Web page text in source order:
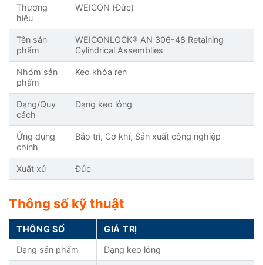
Thương
hiệu
WEICON (Đức)
Tên sản
phẩm
WEICONLOCK® AN 306-48 Retaining
Cylindrical Assemblies
Nhóm sản
phẩm
Keo khóa ren
Dạng/Quy
cách
Dạng keo lỏng
Ứng dụng
chính
Bảo trì, Cơ khí, Sản xuất công nghiệp
Xuất xứ Đức
Thông số kỹ thuật
THÔNG SỐ GIÁ TRỊ
Dạng sản phẩm Dạng keo lỏng